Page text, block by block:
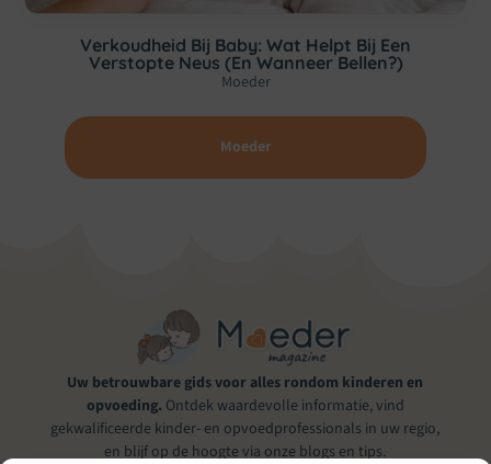
Verkoudheid Bij Baby: Wat Helpt Bij Een
Verstopte Neus (en Wanneer Bellen?)
Moeder
Moeder
Uw betrouwbare gids voor alles rondom kinderen en
opvoeding. Ontdek waardevolle informatie, vind
gekwalificeerde kinder- en opvoedprofessionals in uw regio,
en blijf op de hoogte via onze blogs en tips.